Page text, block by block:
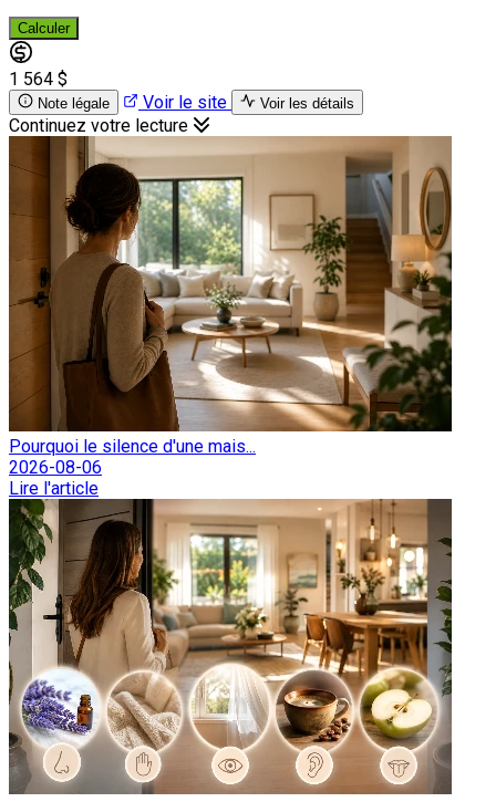
Calculer
1 564 $
Note légale Voir le site Voir les détails
Continuez votre lecture
Pourquoi le silence d'une mais...
2026-08-06
Lire l'article